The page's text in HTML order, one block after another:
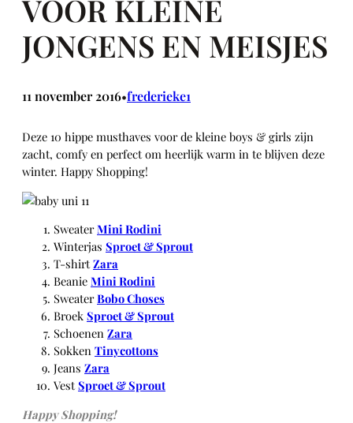
VOOR KLEINE
JONGENS EN MEISJES
11 november 2016•frederieke1
Deze 10 hippe musthaves voor de kleine boys & girls zijn
zacht, comfy en perfect om heerlijk warm in te blijven deze
winter. Happy Shopping!
SweaterMini Rodini
Winterjas Sproet & Sprout
T-shirtZara
Beanie Mini Rodini
SweaterBobo Choses
Broek Sproet & Sprout
Schoenen Zara
Sokken Tinycottons
Jeans Zara
VestSproet & Sprout
Happy Shopping!